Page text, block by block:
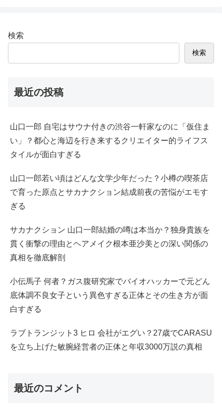
検索
検索
最近の投稿
山口一郎 自宅はサウナ付きの渋谷一軒家なのに「仮住ま
い」？都心と海辺を行き来するクリエイター的ライフス
タイルが面白すぎる
山口一郎若い頃はどんな文学少年だった？小樽の喫茶店
で育った原点とサカナクション結成前夜の苦悩がエモす
ぎる
サカナクション 山口一郎結婚の噂は本当か？独身貴族を
貫く衝撃の理由とヘアメイク根本亜沙美との深い関係の
真相を徹底解剖
小伝馬子 何者？ガス腹研究家でバイオハッカーで元どん
底体調不良女子という異色すぎる正体とその生き方が面
白すぎる
ラブトランジット3 ヒロ 会社がエグい？27歳でCARASU
を立ち上げた敏腕経営者の正体と年収3000万説の真相
最近のコメント